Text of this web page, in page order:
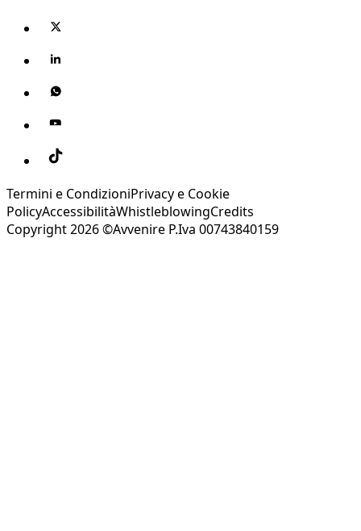
Termini e CondizioniPrivacy e Cookie
PolicyAccessibilitàWhistleblowingCredits
Copyright 2026 ©Avvenire P.Iva 00743840159